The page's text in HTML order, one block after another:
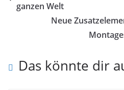
ganzen Welt
Neue
Das könnte dir